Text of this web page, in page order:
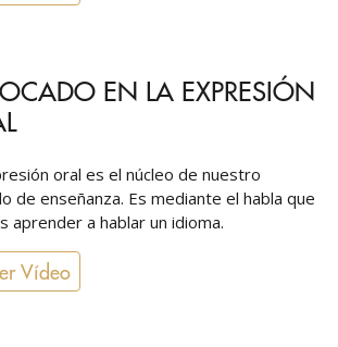
EN LA EXPRESIÓN
oral es el núcleo de nuestro
de enseñanza. Es mediante el habla que
aprender a hablar un idioma.
Vídeo